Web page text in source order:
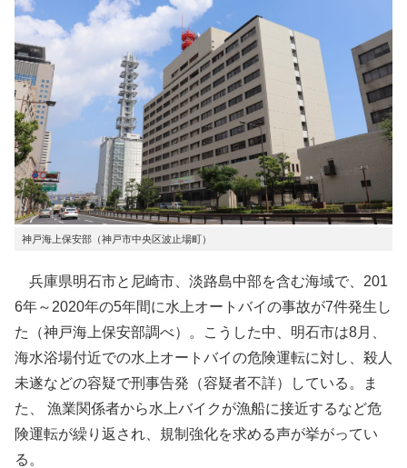
神戸海上保安部（神戸市中央区波止場町）
兵庫県明石市と尼崎市、淡路島中部を含む海域で、201
6年～2020年の5年間に水上オートバイの事故が7件発生し
た（神戸海上保安部調べ）。こうした中、明石市は8月、
海水浴場付近での水上オートバイの危険運転に対し、殺人
未遂などの容疑で刑事告発（容疑者不詳）している。ま
た、 漁業関係者から水上バイクが漁船に接近するなど危
険運転が繰り返され、規制強化を求める声が挙がってい
る。